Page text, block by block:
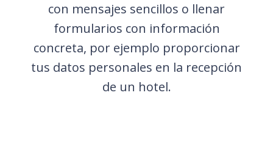
con mensajes sencillos o llenar
formularios con información
concreta, por ejemplo proporcionar
tus datos personales en la recepción
de un hotel.